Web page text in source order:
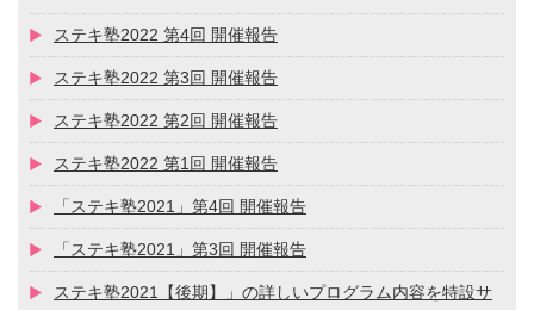
ステキ塾2022 第4回 開催報告
ステキ塾2022 第3回 開催報告
ステキ塾2022 第2回 開催報告
ステキ塾2022 第1回 開催報告
「ステキ塾2021」第4回 開催報告
「ステキ塾2021」第3回 開催報告
ステキ塾2021【後期】」の詳しいプログラム内容を特設サ